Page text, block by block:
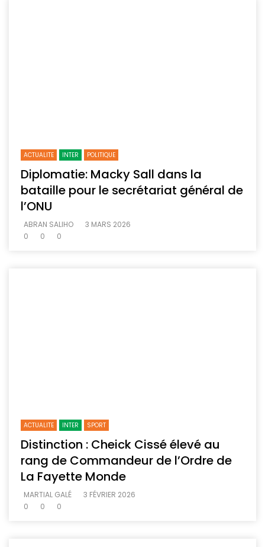
ACTUALITE INTER POLITIQUE
Diplomatie: Macky Sall dans la
bataille pour le secrétariat général de
l’ONU
ABRAN SALIHO
3 MARS 2026
0
0 0
ACTUALITE INTER SPORT
Distinction : Cheick Cissé élevé au
rang de Commandeur de l’Ordre de
La Fayette Monde
MARTIAL GALÉ
3 FÉVRIER 2026
0
0 0